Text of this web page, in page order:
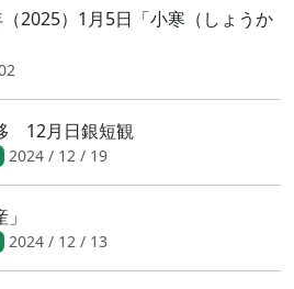
2025）1月5日「小寒（しょうか
12月日銀短観
2024 / 12 / 19
2024 / 12 / 13